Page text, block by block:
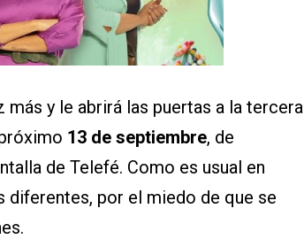
y le abrirá las puertas a la tercera
13 de septiembre, de
de Telefé. Como es usual en
diferentes, por el miedo de que se